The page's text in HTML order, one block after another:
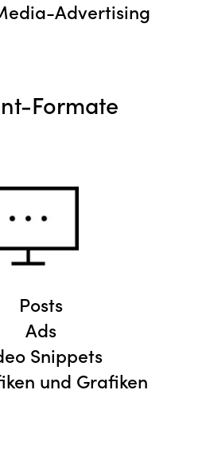
Advertising
Formate
Posts
Ads
Snippets
und Grafiken